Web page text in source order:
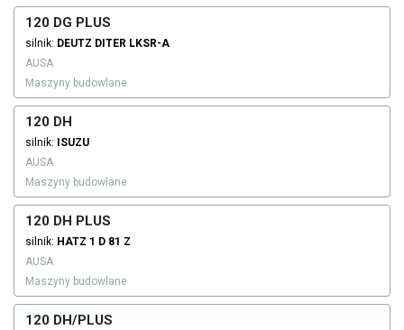
120 DG PLUS
silnik: DEUTZ DITER LKSR-A
AUSA
Maszyny budowlane
120 DH
silnik:
ISUZU
AUSA
Maszyny budowlane
120 DH PLUS
silnik: HATZ 1 D 81 Z
AUSA
Maszyny budowlane
120 DH/PLUS